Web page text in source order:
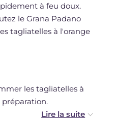
à feu doux.
le Grana Padano
tagliatelles à l'orange
les tagliatelles à